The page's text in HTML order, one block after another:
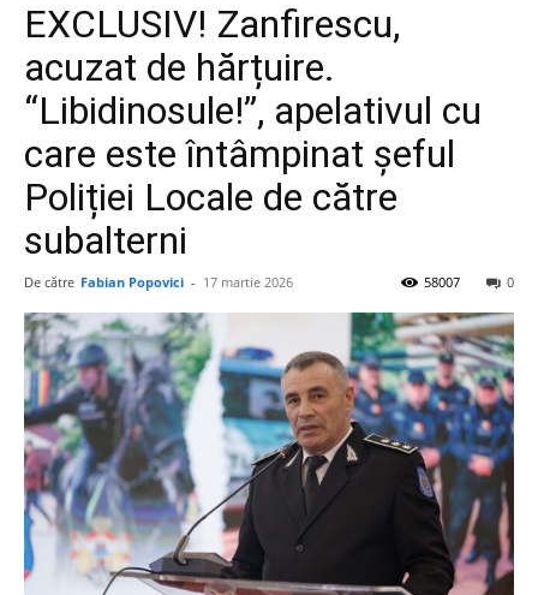
EXCLUSIV! Zanfirescu,
acuzat de hărțuire.
“Libidinosule!”, apelativul cu
care este întâmpinat șeful
Poliției Locale de către
subalterni
De către Fabian Popovici - 17 martie 2026 0
58007